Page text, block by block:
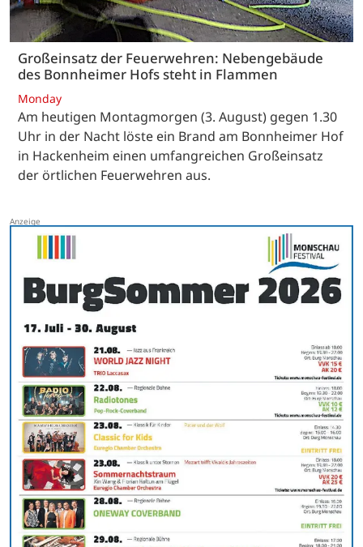
Großeinsatz der Feuerwehren: Nebengebäude
des Bonnheimer Hofs steht in Flammen
Monday
Am heutigen Montagmorgen (3. August) gegen 1.30
Uhr in der Nacht löste ein Brand am Bonnheimer Hof
in Hackenheim einen umfangreichen Großeinsatz
der örtlichen Feuerwehren aus.